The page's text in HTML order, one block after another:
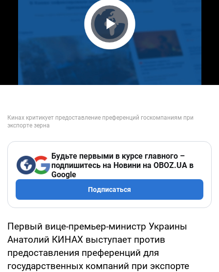
Play Video
Будьте первыми в курсе главного –
подпишитесь на Новини на OBOZ.UA в
Google
Подписаться
Первый вице-премьер-министр Украины
Анатолий КИНАХ выступает против
предоставления преференций для
государственных компаний при экспорте